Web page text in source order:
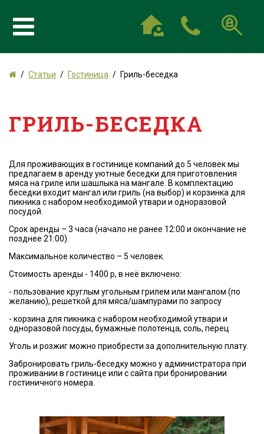
Статьи Гостиница Гриль-беседка
ГРИЛЬ-БЕСЕДКА
Для проживающих в гостинице компаний до 5 человек мы
предлагаем в аренду уютные беседки для приготовления
мяса на гриле или шашлыка на мангале. В комплектацию
беседки входит мангал или гриль (на выбор) и корзинка для
пикника с набором необходимой утвари и одноразовой
посудой.
Срок аренды – 3 часа (начало не ранее 12:00 и окончание не
позднее 21:00).
Максимальное количество – 5 человек.
Стоимость аренды - 1400 р, в неё включено:
- пользование круглым угольным грилем или мангалом (по
желанию), решеткой для мяса/шампурами по запросу
- корзина для пикника с набором необходимой утвари и
одноразовой посуды, бумажные полотенца, соль, перец
Уголь и розжиг можно приобрести за дополнительную плату.
Забронировать гриль-беседку можно у администратора при
проживании в гостинице или с сайта при бронировании
гостиничного номера.